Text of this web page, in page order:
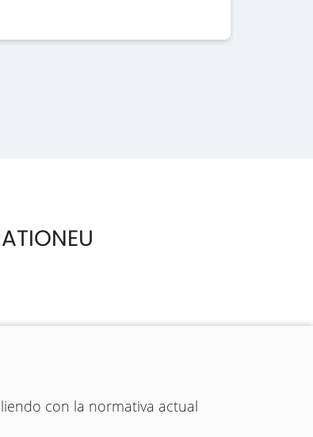
con la normativa actual